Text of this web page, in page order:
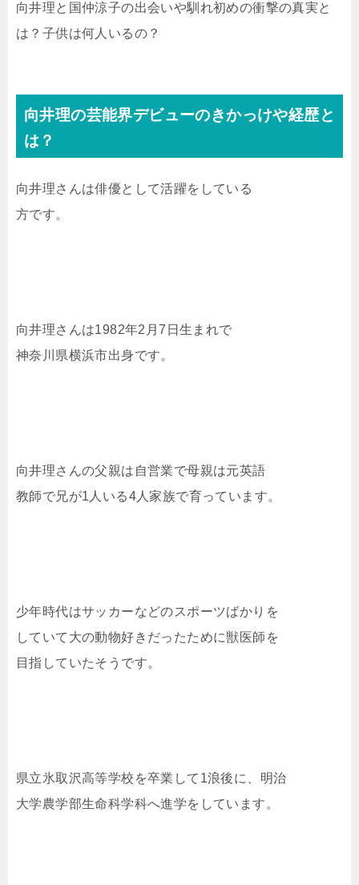
向井理と国仲涼子の出会いや馴れ初めの衝撃の真実と
は？子供は何人いるの？
向井理の芸能界デビューのきかっけや経歴と
は？
向井理さんは俳優として活躍をしている
方です。
向井理さんは1982年2月7日生まれで
神奈川県横浜市出身です。
向井理さんの父親は自営業で母親は元英語
教師で兄が1人いる4人家族で育っています。
少年時代はサッカーなどのスポーツばかりを
していて大の動物好きだったために獣医師を
目指していたそうです。
県立氷取沢高等学校を卒業して1浪後に、明治
大学農学部生命科学科へ進学をしています。